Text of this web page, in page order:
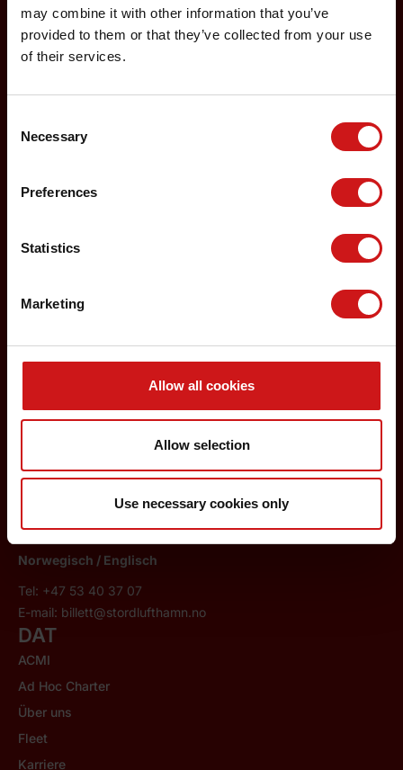
may combine it with other information that you’ve
provided to them or that they’ve collected from your use
of their services.
Selection
Necessary
Preferences
Statistics
Marketing
Allow all cookies
Allow selection
Use necessary cookies only
Interline Abkommen / DAT Partner Airlines
Kinder
Linz (LNZ-FRA Route)
Tel: +45 76 92 30 40
E-mail:kundeservice@dat.dk
Dänisch / Englisch / Norwegisch
Tel: +45 76 92 30 40
kundeservice@dat.dk
Italienisch
Tel: +39 02 89 60 88 20
E-mail:servizioclienti@flydat.it
Norwegisch / Englisch
Tel: +47 53 40 37 07
E-mail: billett@stordlufthamn.no
DAT
ACMI
Ad Hoc Charter
Über uns
Fleet
Karriere